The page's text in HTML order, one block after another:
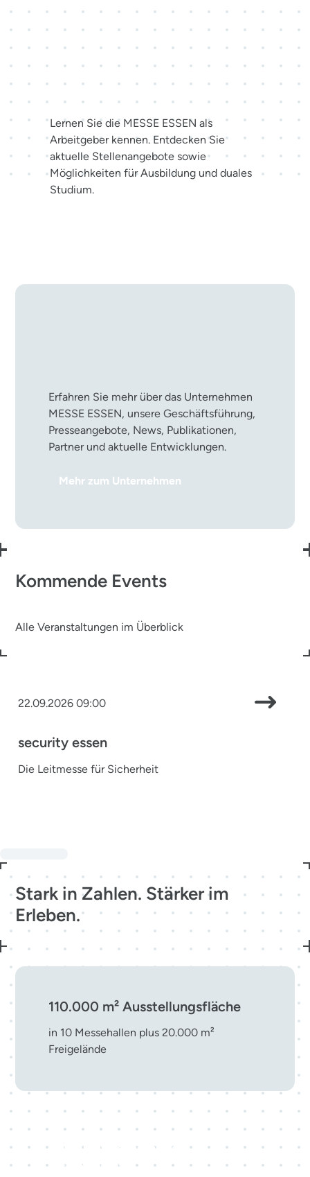
Karriere bei der MESSE
Lernen Sie die MESSE ESSEN als
Arbeitgeber kennen. Entdecken Sie
aktuelle Stellenangebote sowie
Möglichkeiten für Ausbildung und duales
Studium.
Erfahren Sie mehr über das Unternehmen
MESSE ESSEN, unsere Geschäftsführung,
Presseangebote, News, Publikationen,
Partner und aktuelle Entwicklungen.
Mehr zum Unternehmen
Kommende Events
Alle Veranstaltungen im Überblick
22.09.2026 09:00
security essen
Die Leitmesse für Sicherheit
Stark in Zahlen. Stärker im
Erleben.
110.000 m² Ausstellungsfläche
in 10 Messehallen plus 20.000 m²
Freigelände
Top-10-Messestandort in
Deutschland